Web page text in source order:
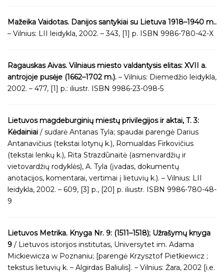
Mažeika Vaidotas. Danijos santykiai su Lietuva 1918–1940 m..
– Vilnius: LII leidykla, 2002. – 343, [1] p. ISBN 9986-780-42-X
Ragauskas Aivas. Vilniaus miesto valdantysis elitas: XVII a.
antrojoje pusėje (1662–1702 m.). – Vilnius: Diemedžio leidykla,
2002. – 477, [1] p.: iliustr. ISBN 9986-23-098-5
Lietuvos magdeburginių miestų privilegijos ir aktai, T. 3:
Kėdainiai / sudarė Antanas Tyla; spaudai parengė Darius
Antanavičius (tekstai lotynų k.), Romualdas Firkovičius
(tekstai lenkų k.), Rita Strazdūnaitė (asmenvardžių ir
vietovardžių rodyklės), A. Tyla (įvadas, dokumentų
anotacijos, komentarai, vertimai į lietuvių k.). – Vilnius: LII
leidykla, 2002. – 609, [3] p., [20] p. iliustr. ISBN 9986-780-48-
9
Lietuvos Metrika. Knyga Nr. 9: (1511–1518); Užrašymų knyga
9 / Lietuvos istorijos institutas, Universytet im. Adama
Mickiewicza w Poznaniu; [parengė Krzysztof Pietkiewicz ;
tekstus lietuvių k. – Algirdas Baliulis]. – Vilnius: Žara, 2002 [i.e.